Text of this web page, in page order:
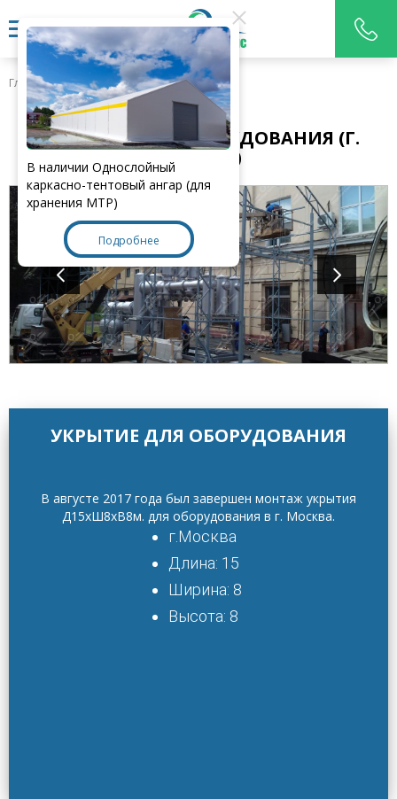
Главная > Наши работы
УКРЫТИЕ ДЛЯ ОБОРУДОВАНИЯ (Г.
МОСКВА)
УКРЫТИЕ ДЛЯ ОБОРУДОВАНИЯ
В августе 2017 года был завершен монтаж укрытия
Д15хШ8хВ8м. для оборудования в г. Москва.
г.Москва
Длина: 15
Ширина: 8
Высота: 8
В наличии Однослойный
каркасно-тентовый ангар (для
хранения МТР)
Подробнее